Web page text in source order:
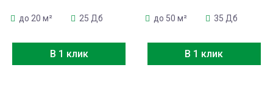
до 20 м² 25 Дб
В 1 клик
до 50 м² 35 Дб
В 1 клик